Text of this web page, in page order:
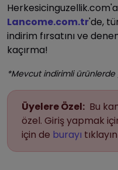
Lancome.com.tr'de,
indirim fırsatını ve
kaçırma!
*Mevcut indirimli ürünlerde
Üyelere Özel: Bu
özel. Giriş yapmak
için de burayı tıklayın